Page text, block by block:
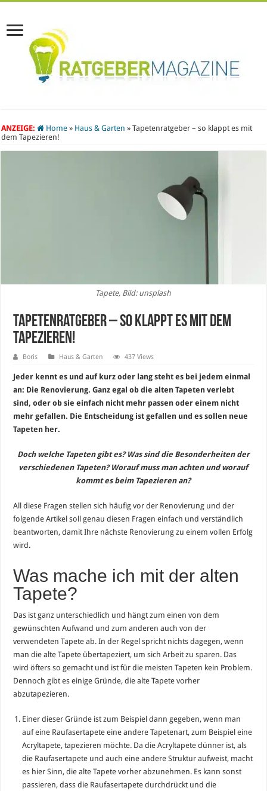
ANZEIGE: Home » Haus & Garten » Tapetenratgeber – so klappt es mit
dem Tapezieren!
Tapete, Bild: unsplash
Tapetenratgeber – so klappt es mit dem
Tapezieren!
Boris Haus & Garten 437 Views
Jeder kennt es und auf kurz oder lang steht es bei jedem einmal
an: Die Renovierung. Ganz egal ob die alten Tapeten verlebt
sind, oder ob sie einfach nicht mehr passen oder einem nicht
mehr gefallen. Die Entscheidung ist gefallen und es sollen neue
Tapeten her.
Doch welche Tapeten gibt es? Was sind die Besonderheiten der
verschiedenen Tapeten? Worauf muss man achten und worauf
kommt es beim Tapezieren an?
All diese Fragen stellen sich häufig vor der Renovierung und der
folgende Artikel soll genau diesen Fragen einfach und verständlich
beantworten, damit Ihre nächste Renovierung zu einem vollen Erfolg
wird.
Was mache ich mit der alten
Tapete?
Das ist ganz unterschiedlich und hängt zum einen von dem
gewünschten Aufwand und zum anderen auch von der
verwendeten Tapete ab. In der Regel spricht nichts dagegen, wenn
man die alte Tapete übertapeziert, um sich Arbeit zu sparen. Das
wird öfters so gemacht und ist für die meisten Tapeten kein Problem.
Dennoch gibt es einige Gründe, die alte Tapete vorher
abzutapezieren.
Einer dieser Gründe ist zum Beispiel dann gegeben, wenn man
auf eine Raufasertapete eine andere Tapetenart, zum Beispiel eine
Acryltapete, tapezieren möchte. Da die Acryltapete dünner ist, als
die Raufasertapete und auch eine andere Struktur aufweist, macht
es hier Sinn, die alte Tapete vorher abzunehmen. Es kann sonst
passieren, dass die Raufasertapete durchdrückt und die